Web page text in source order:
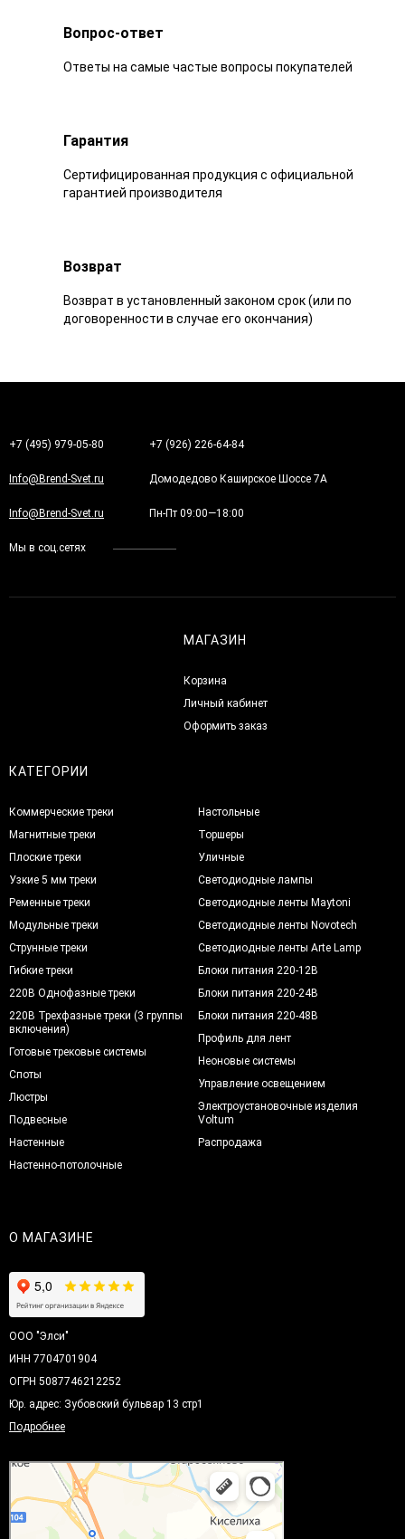
Вопрос-ответ
Ответы на самые частые вопросы покупателей
Гарантия
Сертифицированная продукция с официальной
гарантией производителя
Возврат
Возврат в установленный законом срок (или по
договоренности в случае его окончания)
+7 (495) 979-05-80 +7 (926) 226-64-84
Info@Brend-Svet.ru Домодедово Каширское Шоссе 7А
Info@Brend-Svet.ru Пн-Пт 09:00—18:00
Мы в соц.сетях
МАГАЗИН
Корзина
Личный кабинет
Оформить заказ
КАТЕГОРИИ
Коммерческие треки
Магнитные треки
Плоские треки
Узкие 5 мм треки
Ременные треки
Модульные треки
Струнные треки
Гибкие треки
220В Однофазные треки
220В Трехфазные треки (3 группы
включения)
Готовые трековые системы
Споты
Люстры
Подвесные
Настенные
Настенно-потолочные
Настольные
Торшеры
Уличные
Светодиодные лампы
Светодиодные ленты Maytoni
Светодиодные ленты Novotech
Светодиодные ленты Arte Lamp
Блоки питания 220-12В
Блоки питания 220-24В
Блоки питания 220-48В
Профиль для лент
Неоновые системы
Управление освещением
Электроустановочные изделия
Voltum
Распродажа
О МАГАЗИНЕ
ООО "Элси"
ИНН 7704701904
ОГРН 5087746212252
Юр. адрес: Зубовский бульвар 13 стр1
Подробнее